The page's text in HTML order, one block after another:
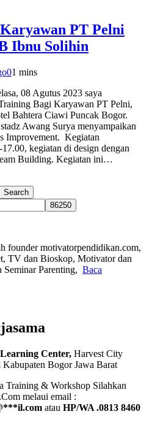
PT Pelni
Ibnu Solihin
01 mins
08 Agutus 2023 saya
Bagi Karyawan PT Pelni,
Bahtera Ciawi Puncak Bogor.
Awang Surya menyampaikan
Improvement. Kegiatan
kegiatan di design dengan
Building. Kegiatan ini…
founder motivatorpendidikan.com,
TV dan Bioskop, Motivator dan
Seminar Parenting, Baca
Center, Harvest City
Bogor Jawa Barat
Training & Workshop Silahkan
melaui email :
***il.com atau HP/WA .0813 8460